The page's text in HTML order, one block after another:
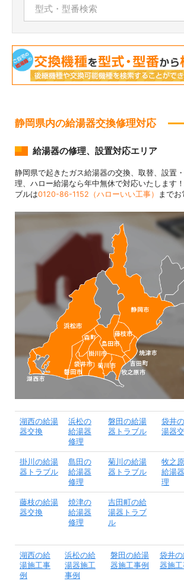
静岡県内の給湯器交換修理対応
給湯器の修理、設置対応エリア
静岡県で起きたガス給湯器の交換、取替、設置
理、ハロー給湯なら年中無休で対応いたします
ブルは0120-86-1152（ハローいい工事） までお
湖西の給湯
器交換
浜松の
給湯器
修理
磐田の給湯
器トラブル
袋井
湯器
掛川の給湯
器トラブル
島田の
給湯器
修理
菊川の給湯
器トラブル
牧之
給湯
理
藤枝の給湯
器交換
焼津の
給湯器
修理
吉田町の給
湯器トラブ
ル
湖西の給
湯施工事
例
浜松の給
湯器施工
事例
磐田の給湯
器施工事例
袋井
器施工